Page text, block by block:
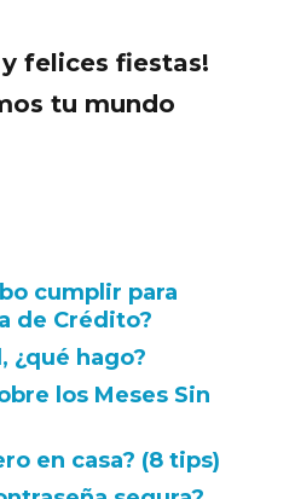
felices fiestas!
tu mundo
cumplir para
de Crédito?
¿qué hago?
los Meses Sin
en casa? (8 tips)